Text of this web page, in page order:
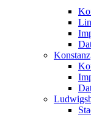
Konstanz